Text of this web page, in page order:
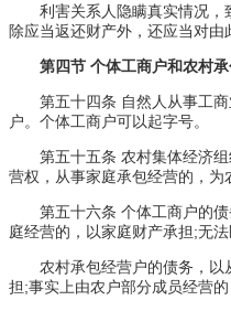
利害关系人隐瞒真实情况，
除应当返还财产外，还应当对由
第四节 个体工商户和农村
第五十四条 自然人从事工
户。个体工商户可以起字号。
第五十五条 农村集体经济
营权，从事家庭承包经营的，为
第五十六条 个体工商户的
庭经营的，以家庭财产承担;无
农村承包经营户的债务，
担;事实上由农户部分成员经营